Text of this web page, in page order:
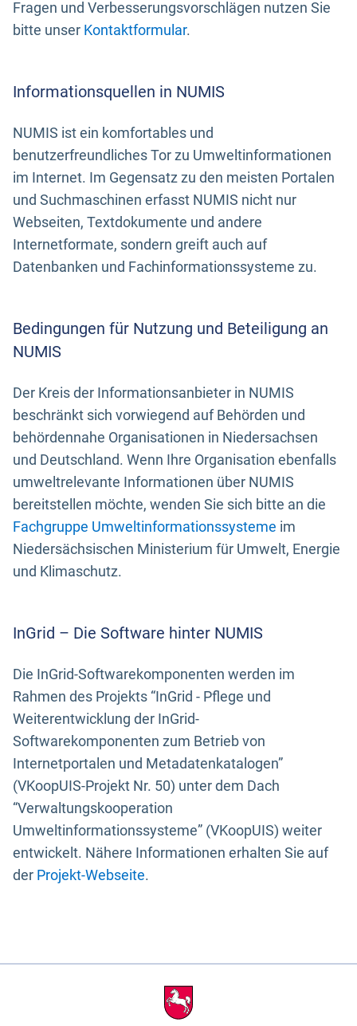
Fragen und Verbesserungsvorschlägen nutzen Sie
bitte unser Kontaktformular.
Informationsquellen in NUMIS
NUMIS ist ein komfortables und
benutzerfreundliches Tor zu Umweltinformationen
im Internet. Im Gegensatz zu den meisten Portalen
und Suchmaschinen erfasst NUMIS nicht nur
Webseiten, Textdokumente und andere
Internetformate, sondern greift auch auf
Datenbanken und Fachinformationssysteme zu.
Bedingungen für Nutzung und Beteiligung an
NUMIS
Der Kreis der Informationsanbieter in NUMIS
beschränkt sich vorwiegend auf Behörden und
behördennahe Organisationen in Niedersachsen
und Deutschland. Wenn Ihre Organisation ebenfalls
umweltrelevante Informationen über NUMIS
bereitstellen möchte, wenden Sie sich bitte an die
Fachgruppe Umweltinformationssysteme im
Niedersächsischen Ministerium für Umwelt, Energie
und Klimaschutz.
InGrid – Die Software hinter NUMIS
Die InGrid-Softwarekomponenten werden im
Rahmen des Projekts “InGrid - Pflege und
Weiterentwicklung der InGrid-
Softwarekomponenten zum Betrieb von
Internetportalen und Metadatenkatalogen”
(VKoopUIS-Projekt Nr. 50) unter dem Dach
“Verwaltungskooperation
Umweltinformationssysteme” (VKoopUIS) weiter
entwickelt. Nähere Informationen erhalten Sie auf
der Projekt-Webseite.